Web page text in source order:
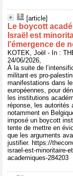
[article]
Le boycott
Israël est
l’émergence de
KOTEK, Joël - In :
24/06/2026,
À la suite de
militant·es pro-
manifestations dans
européennes, pour
les institutions
réponse, les autorités
notamment en
imposé un boycott
tente de mettre en
que les arguments
justifier. https://
israel-est-minoritaire-
academiques-284203